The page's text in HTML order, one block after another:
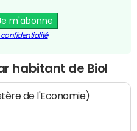
m'abonne
confidentialité
habitant de Biol
de l'Economie)